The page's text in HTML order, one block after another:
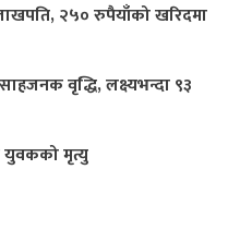
२५० रुपैयाँको खरिदमा
वृद्धि, लक्ष्यभन्दा ९३
युवकको मृत्यु